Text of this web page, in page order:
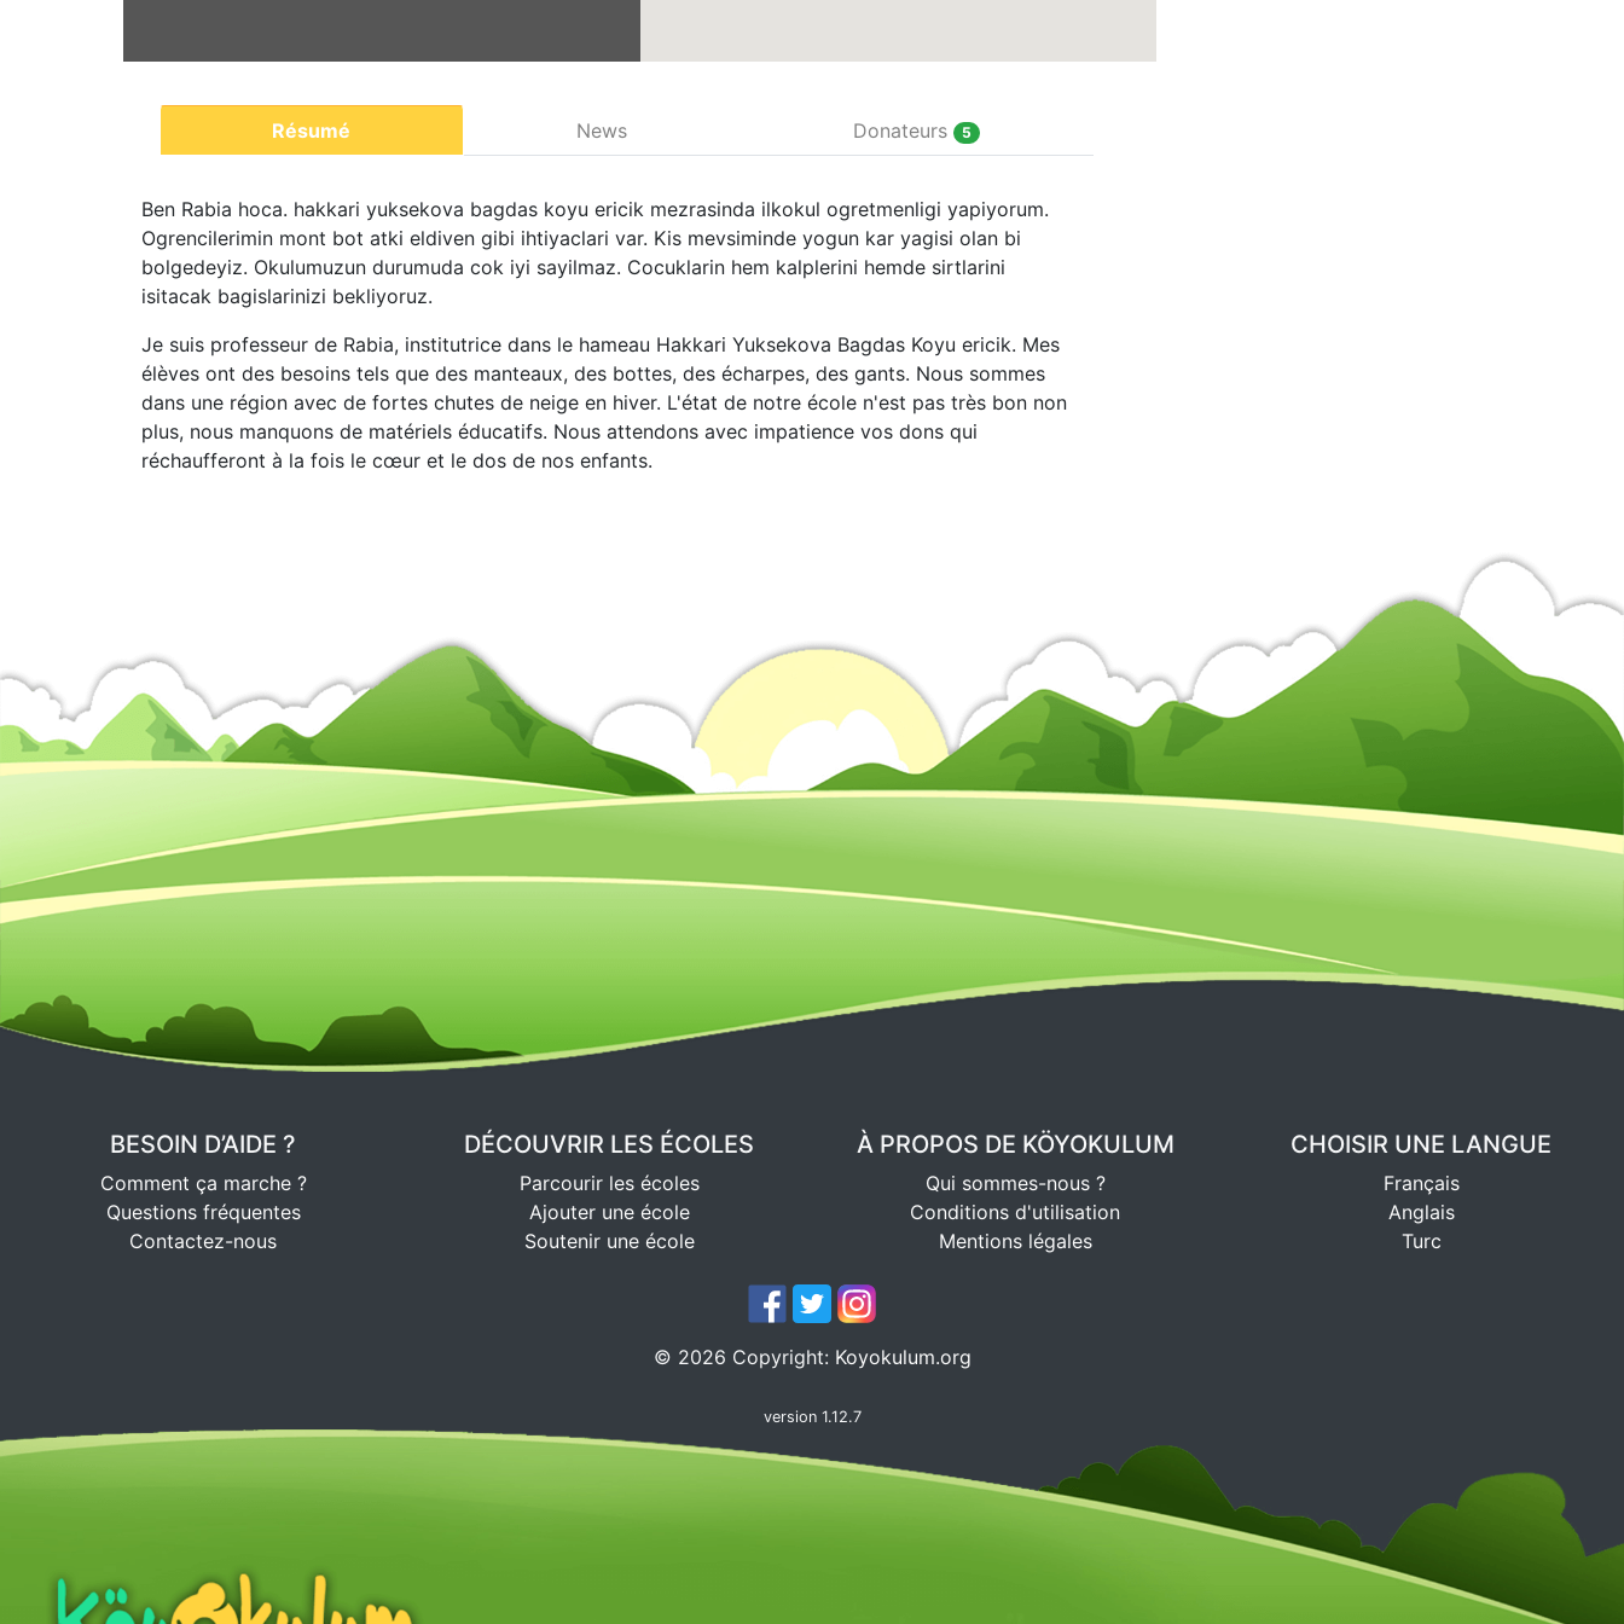
Résumé News Donateurs 5
Ben Rabia hoca. hakkari yuksekova bagdas koyu ericik mezrasinda ilkokul ogretmenligi yapiyorum.
Ogrencilerimin mont bot atki eldiven gibi ihtiyaclari var. Kis mevsiminde yogun kar yagisi olan bi
bolgedeyiz. Okulumuzun durumuda cok iyi sayilmaz. Cocuklarin hem kalplerini hemde sirtlarini
isitacak bagislarinizi bekliyoruz.
Je suis professeur de Rabia, institutrice dans le hameau Hakkari Yuksekova Bagdas Koyu ericik. Mes
élèves ont des besoins tels que des manteaux, des bottes, des écharpes, des gants. Nous sommes
dans une région avec de fortes chutes de neige en hiver. L'état de notre école n'est pas très bon non
plus, nous manquons de matériels éducatifs. Nous attendons avec impatience vos dons qui
réchaufferont à la fois le cœur et le dos de nos enfants.
BESOIN D’AIDE ?
Comment ça marche ?
Questions fréquentes
Contactez-nous
DÉCOUVRIR LES ÉCOLES
Parcourir les écoles
Ajouter une école
Soutenir une école
À PROPOS DE KÖYOKULUM
Qui sommes-nous ?
Conditions d'utilisation
Mentions légales
CHOISIR UNE LANGUE
Français
Anglais
Turc
© 2026 Copyright: Koyokulum.org
version 1.12.7